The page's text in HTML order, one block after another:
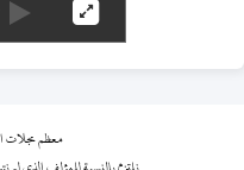
معظم مجلات